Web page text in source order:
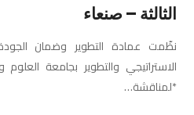
الثالثة – صنعاء
نظّمت عمادة التطوير وضمان
الاستراتيجي والتطوير بجامعة
*لمناقشة…